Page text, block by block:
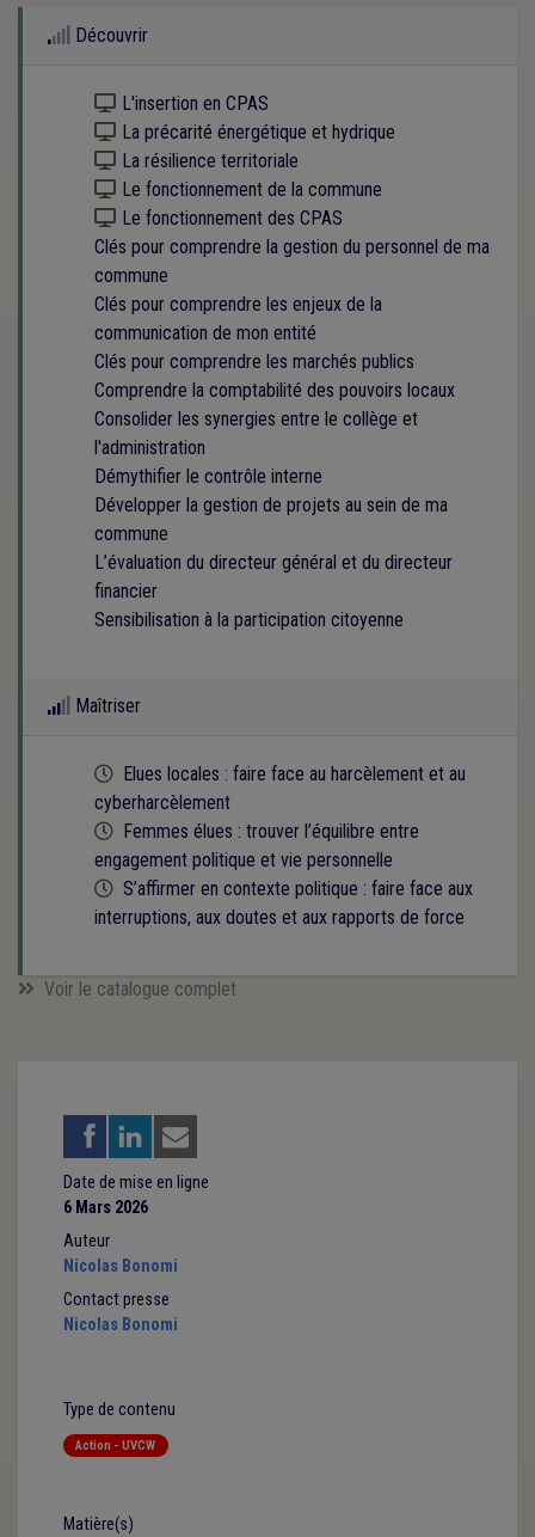
Découvrir
Kit numérique gratuit
L'insertion en CPAS
Kit numérique gratuit
La précarité énergétique et hydrique
Kit numérique gratuit
La résilience territoriale
Kit numérique gratuit
Le fonctionnement de la commune
Kit numérique gratuit
Le fonctionnement des CPAS
Clés pour comprendre la gestion du personnel de ma
commune
Clés pour comprendre les enjeux de la
communication de mon entité
Clés pour comprendre les marchés publics
Comprendre la comptabilité des pouvoirs locaux
Consolider les synergies entre le collège et
l'administration
Démythifier le contrôle interne
Développer la gestion de projets au sein de ma
commune
L’évaluation du directeur général et du directeur
financier
Sensibilisation à la participation citoyenne
Maîtriser
Cette formation est programmée
Elues locales : faire face au harcèlement et au
cyberharcèlement
Cette formation est programmée
Femmes élues : trouver l’équilibre entre
engagement politique et vie personnelle
Cette formation est programmée
S’affirmer en contexte politique : faire face aux
interruptions, aux doutes et aux rapports de force
Voir le catalogue complet
Date de mise en ligne
6 Mars 2026
Auteur
Nicolas Bonomi
Contact presse
Nicolas Bonomi
Type de contenu
Action - UVCW
Matière(s)